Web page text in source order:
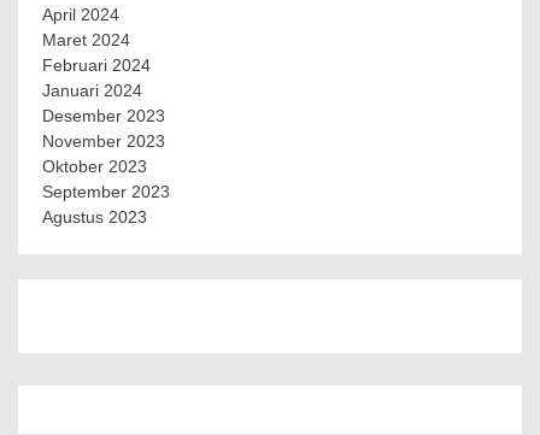
April 2024
Maret 2024
Februari 2024
Januari 2024
Desember 2023
November 2023
Oktober 2023
September 2023
Agustus 2023